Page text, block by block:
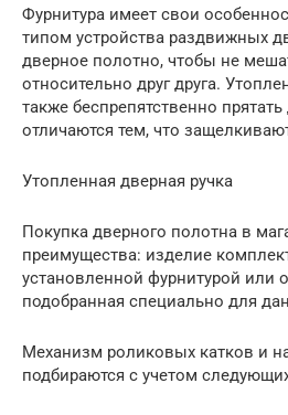
Фурнитура имеет свои
типом устройства раздвижных
дверное полотно, чтобы не
относительно друг друга.
также беспрепятственно
отличаются тем, что
Утопленная дверная ручка
Покупка дверного полотна в
преимущества: изделие
установленной фурнитурой или
подобранная специально для
Механизм роликовых катков и
подбираются с учетом